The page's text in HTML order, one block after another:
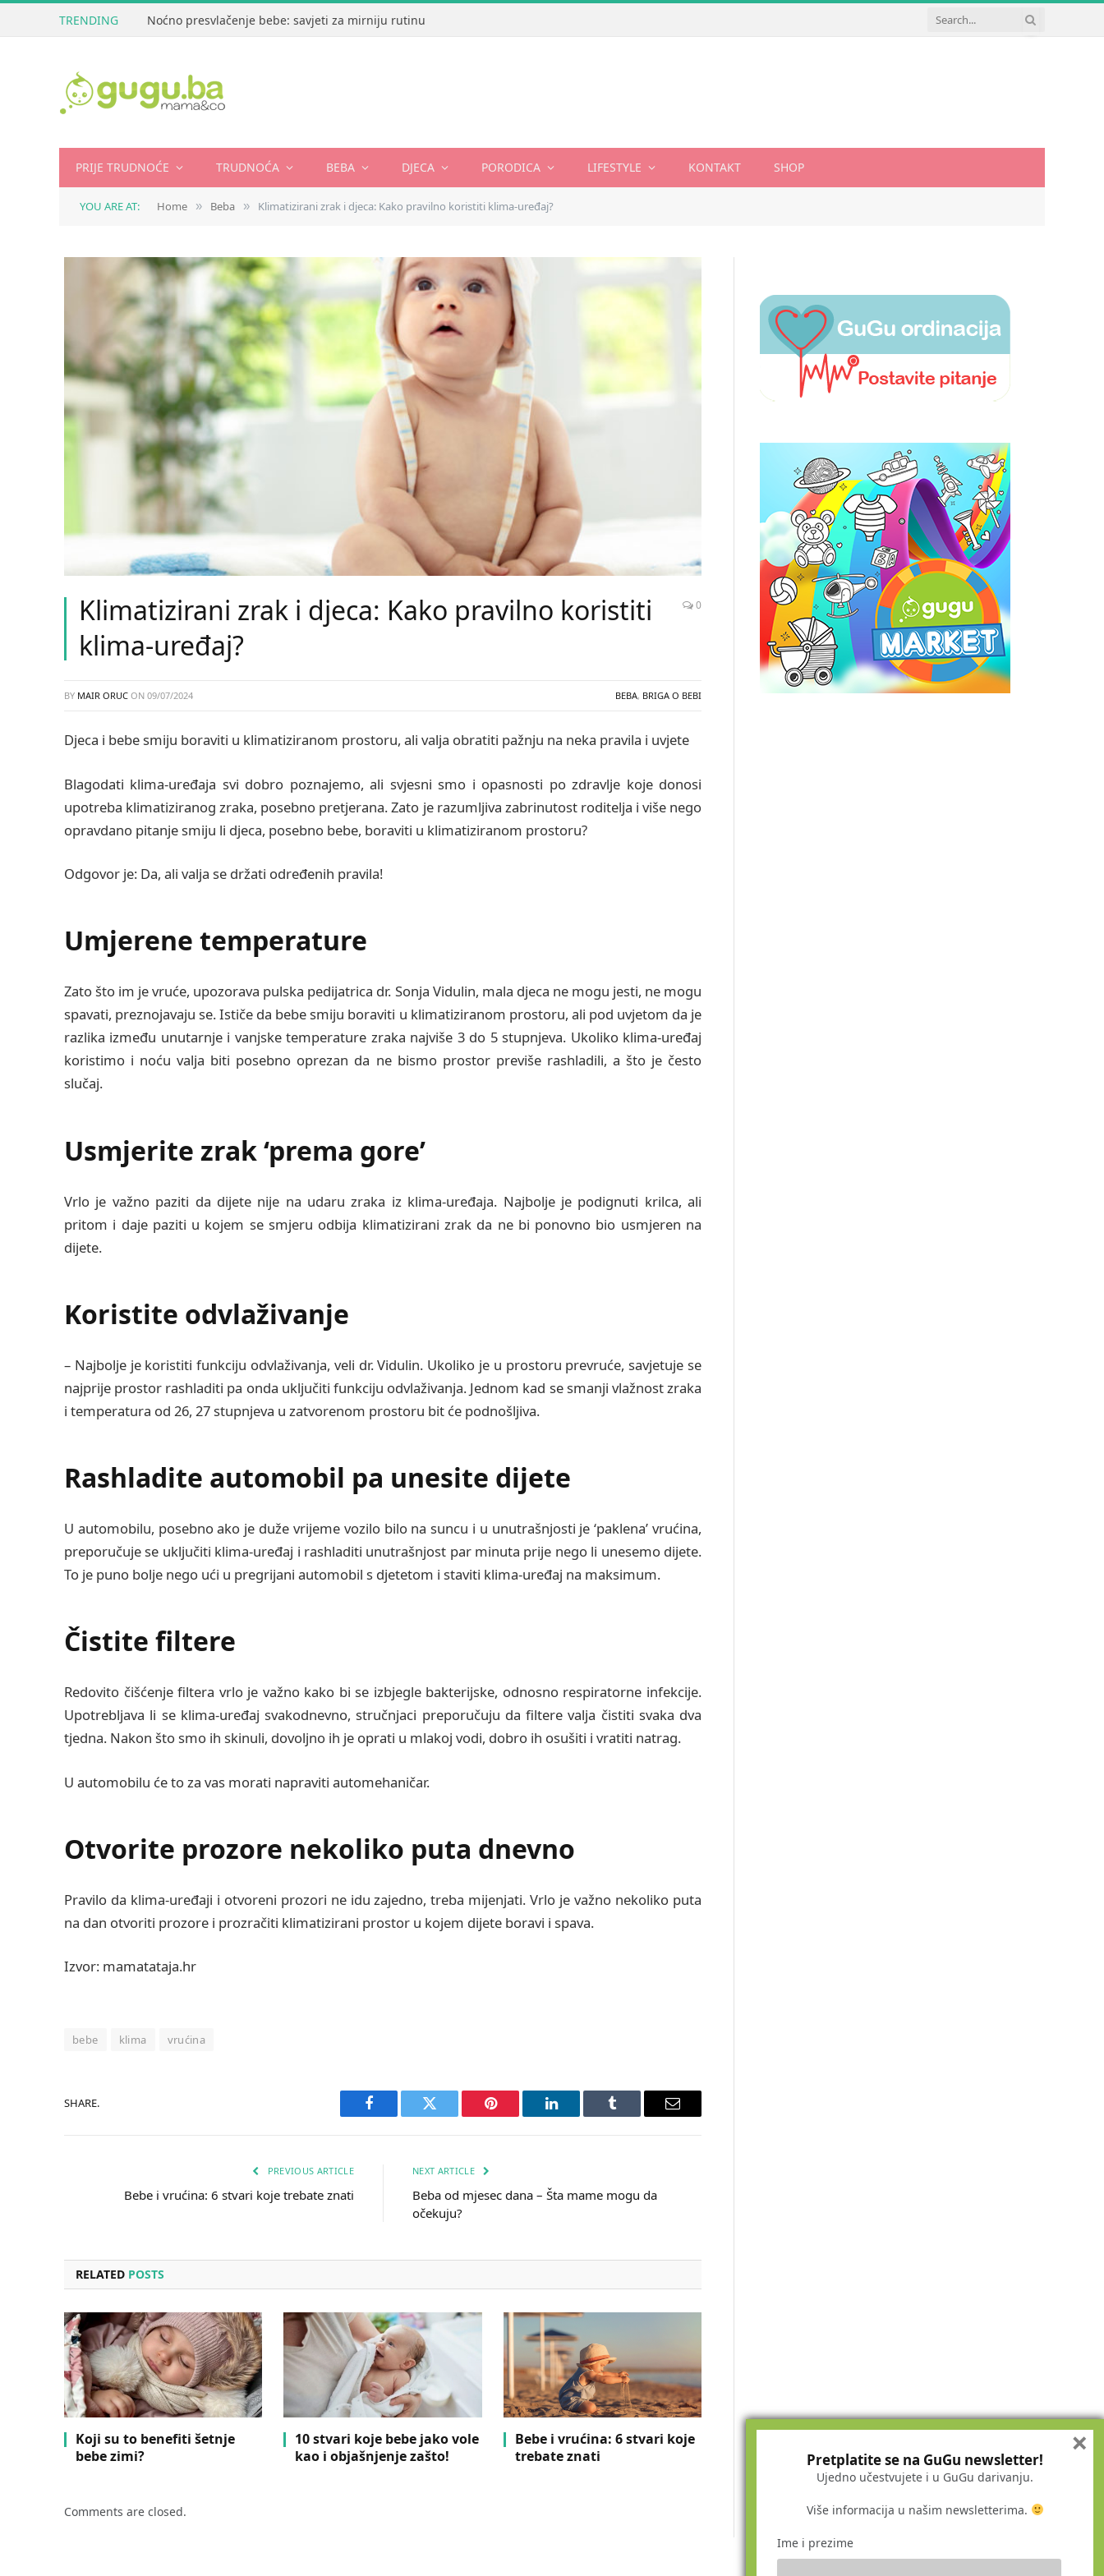
TRENDING Noćno presvlačenje bebe: savjeti za mirniju rutinu
PRIJE TRUDNOĆE TRUDNOĆA BEBA DJECA PORODICA LIFESTYLE KONTAKT SHOP
YOU ARE AT: Home » Beba » Klimatizirani zrak i djeca: Kako pravilno koristiti klima-uređaj?
Klimatizirani zrak i djeca: Kako pravilno koristiti
klima-uređaj?
0
BY MAIR ORUC ON 09/07/2024 BEBA, BRIGA O BEBI
Djeca i bebe smiju boraviti u klimatiziranom prostoru, ali valja obratiti pažnju na neka pravila i uvjete
Blagodati klima-uređaja svi dobro poznajemo, ali svjesni smo i opasnosti po zdravlje koje donosi
upotreba klimatiziranog zraka, posebno pretjerana. Zato je razumljiva zabrinutost roditelja i više nego
opravdano pitanje smiju li djeca, posebno bebe, boraviti u klimatiziranom prostoru?
Odgovor je: Da, ali valja se držati određenih pravila!
Umjerene temperature
Zato što im je vruće, upozorava pulska pedijatrica dr. Sonja Vidulin, mala djeca ne mogu jesti, ne mogu
spavati, preznojavaju se. Ističe da bebe smiju boraviti u klimatiziranom prostoru, ali pod uvjetom da je
razlika između unutarnje i vanjske temperature zraka najviše 3 do 5 stupnjeva. Ukoliko klima-uređaj
koristimo i noću valja biti posebno oprezan da ne bismo prostor previše rashladili, a što je često
slučaj.
Usmjerite zrak ‘prema gore’
Vrlo je važno paziti da dijete nije na udaru zraka iz klima-uređaja. Najbolje je podignuti krilca, ali
pritom i daje paziti u kojem se smjeru odbija klimatizirani zrak da ne bi ponovno bio usmjeren na
dijete.
Koristite odvlaživanje
– Najbolje je koristiti funkciju odvlaživanja, veli dr. Vidulin. Ukoliko je u prostoru prevruće, savjetuje se
najprije prostor rashladiti pa onda uključiti funkciju odvlaživanja. Jednom kad se smanji vlažnost zraka
i temperatura od 26, 27 stupnjeva u zatvorenom prostoru bit će podnošljiva.
Rashladite automobil pa unesite dijete
U automobilu, posebno ako je duže vrijeme vozilo bilo na suncu i u unutrašnjosti je ‘paklena’ vrućina,
preporučuje se uključiti klima-uređaj i rashladiti unutrašnjost par minuta prije nego li unesemo dijete.
To je puno bolje nego ući u pregrijani automobil s djetetom i staviti klima-uređaj na maksimum.
Čistite filtere
Redovito čišćenje filtera vrlo je važno kako bi se izbjegle bakterijske, odnosno respiratorne infekcije.
Upotrebljava li se klima-uređaj svakodnevno, stručnjaci preporučuju da filtere valja čistiti svaka dva
tjedna. Nakon što smo ih skinuli, dovoljno ih je oprati u mlakoj vodi, dobro ih osušiti i vratiti natrag.
U automobilu će to za vas morati napraviti automehaničar.
Otvorite prozore nekoliko puta dnevno
Pravilo da klima-uređaji i otvoreni prozori ne idu zajedno, treba mijenjati. Vrlo je važno nekoliko puta
na dan otvoriti prozore i prozračiti klimatizirani prostor u kojem dijete boravi i spava.
Izvor: mamatataja.hr
bebe klima vrućina
SHARE.
Facebook Twitter Pinterest LinkedIn Tumblr Email
PREVIOUS ARTICLE
Bebe i vrućina: 6 stvari koje trebate znati
NEXT ARTICLE
Beba od mjesec dana – Šta mame mogu da
očekuju?
RELATED POSTS
Koji su to benefiti šetnje
bebe zimi?
10 stvari koje bebe jako vole
kao i objašnjenje zašto!
Bebe i vrućina: 6 stvari koje
trebate znati
Comments are closed.
Pretplatite se na GuGu newsletter!
Ujedno učestvujete i u GuGu darivanju.
Više informacija u našim newsletterima.
Ime i prezime
×